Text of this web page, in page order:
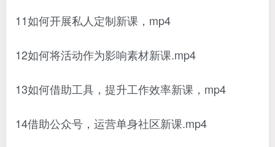
11如何开展私人定制新课，mp4
12如何将活动作为影响素材新课.mp4
13如何借助工具，提升工作效率新课，mp4
14借助公众号，运营单身社区新课.mp4